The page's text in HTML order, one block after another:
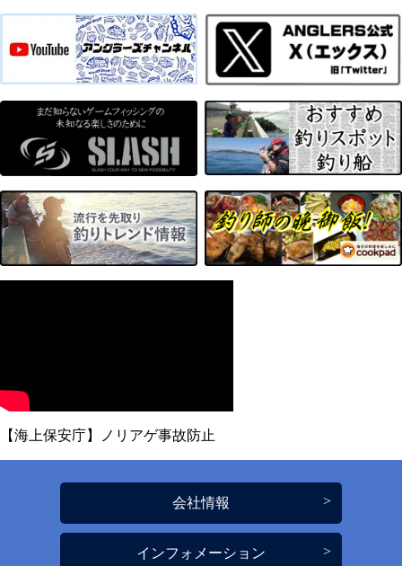
【海上保安庁】ノリアゲ事故防止
会社情報
インフォメーション